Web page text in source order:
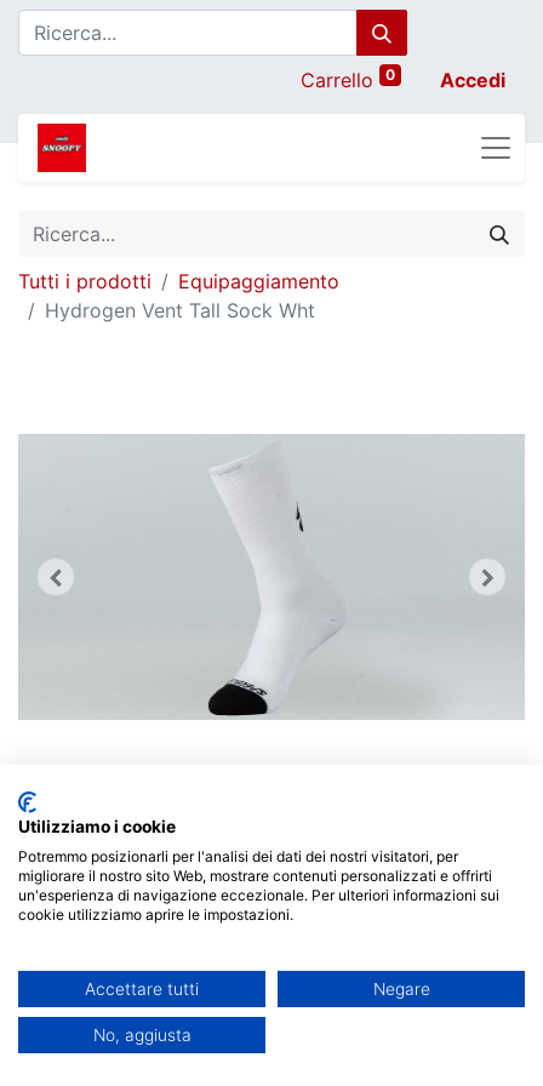
Carrello 0 Accedi
Tutti i prodotti
Equipaggiamento
Hydrogen Vent Tall Sock Wht
Calze molto leggere e fresche per ciclismo su strada
con filato VapoRize™ Hydrogen.
La trama aperta sulla caviglia è piacevole anche
nelle giornate più calde.
Il filato VapoRize™ Hydrogen è molto leggero e
morbido a contatto con la pelle per ridurre la
Utilizziamo i cookie
Potremmo posizionarli per l'analisi dei dati dei nostri visitatori, per
migliorare il nostro sito Web, mostrare contenuti personalizzati e offrirti
un'esperienza di navigazione eccezionale. Per ulteriori informazioni sui
cookie utilizziamo aprire le impostazioni.
Accettare tutti Negare
No, aggiusta